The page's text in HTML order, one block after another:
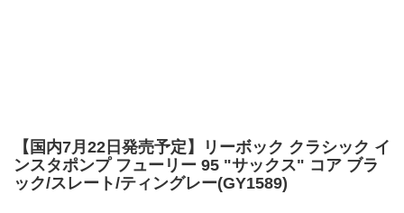
【国内7月22日発売予定】リーボック クラシック イ
ンスタポンプ フューリー 95 "サックス" コア ブラ
ック/スレート/ティングレー(GY1589)